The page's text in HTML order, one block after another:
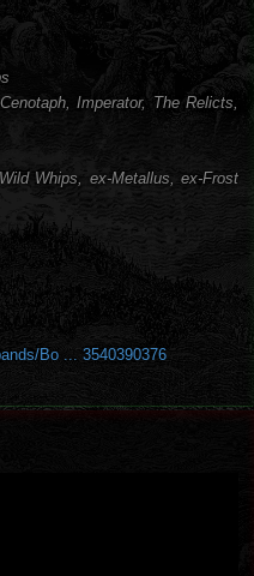
Imperator, The Relicts,
Whips, ex-Metallus, ex-Frost
Bo ... 3540390376